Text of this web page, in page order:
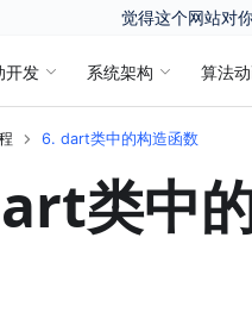
觉得这个网站对
开发 系统架构 算法
6. dart类中的构造函数
类中